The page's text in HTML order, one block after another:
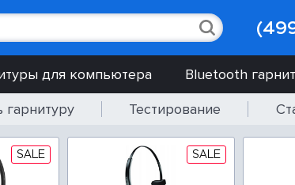
для компьютера Bluetooth
гарнитуру Тестирование
SALE SALE